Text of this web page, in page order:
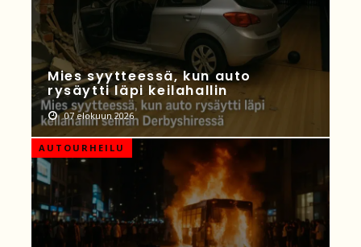
Mies syytteessä, kun auto
rysäytti läpi keilahallin
07 elokuun 2026
AUTOURHEILU